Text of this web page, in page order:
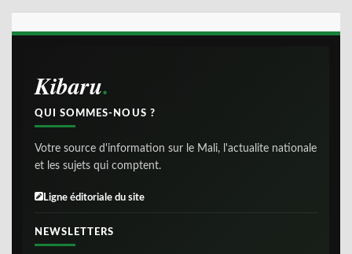
Kibaru
QUI SOMMES-NOUS ?
Votre source d'information sur le Mali, l'actualite nationale
et les sujets qui comptent.
Ligne éditoriale du site
NEWSLETTERS